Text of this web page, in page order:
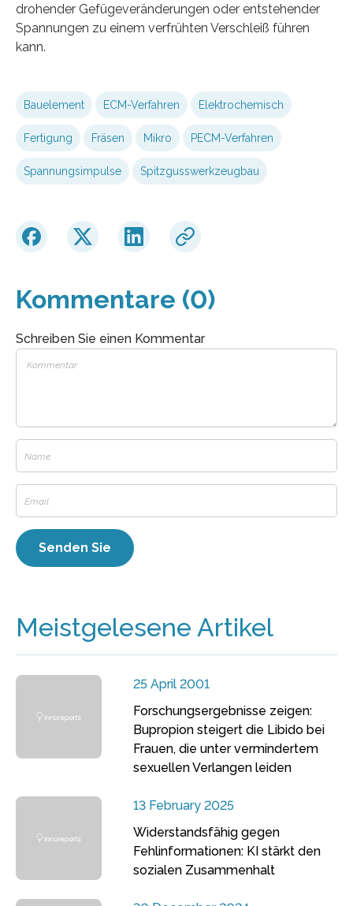
drohender Gefügeveränderungen oder entstehender
Spannungen zu einem verfrühten Verschleiß führen
kann.
Bauelement ECM-Verfahren Elektrochemisch
Fertigung Fräsen Mikro PECM-Verfahren
Spannungsimpulse Spitzgusswerkzeugbau
Kommentare (0)
Schreiben Sie einen Kommentar
Meistgelesene Artikel
25 April 2001
Forschungsergebnisse zeigen:
Bupropion steigert die Libido bei
Frauen, die unter vermindertem
sexuellen Verlangen leiden
13 February 2025
Widerstandsfähig gegen
Fehlinformationen: KI stärkt den
sozialen Zusammenhalt